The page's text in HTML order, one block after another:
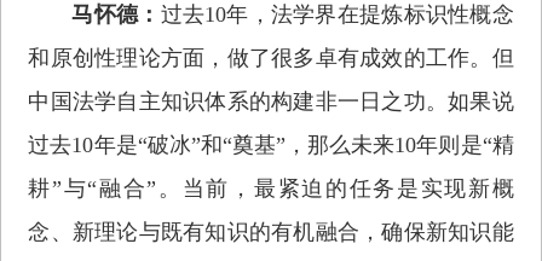
马怀德： 过去10年，法学界在提炼标识性概念
和原创性理论方面，做了很多卓有成效的工作。但
中国法学自主知识体系的构建非一日之功。如果说
过去10年是“破冰”和“奠基”，那么未来10年则是“精
耕”与“融合”。当前，最紧迫的任务是实现新概
念、新理论与既有知识的有机融合，确保新知识能